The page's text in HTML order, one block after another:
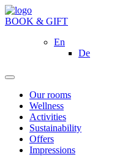
BOOK & GIFT
En
De
Our rooms
Wellness
Activities
Sustainability
Offers
Impressions